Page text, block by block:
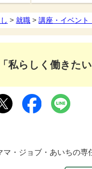
> 就職 > 講座・イベント
「私らしく働きた
マ・ジョブ・あいちの専